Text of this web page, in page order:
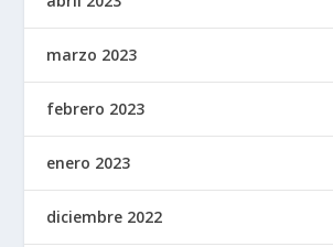
marzo 2023
febrero 2023
enero 2023
diciembre 2022